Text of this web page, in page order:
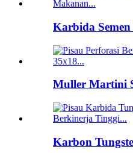
Karbida
Muller Martini
Karbon